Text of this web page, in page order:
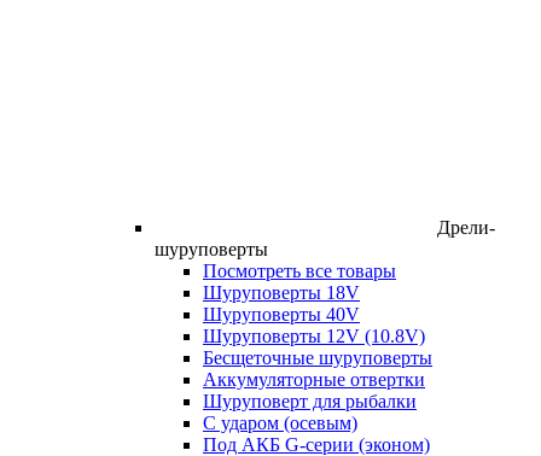
Дрели-
шуруповерты
Посмотреть все товары
Шуруповерты 18V
Шуруповерты 40V
Шуруповерты 12V (10.8V)
Бесщеточные шуруповерты
Аккумуляторные отвертки
Шуруповерт для рыбалки
С ударом (осевым)
Под АКБ G-серии (эконом)